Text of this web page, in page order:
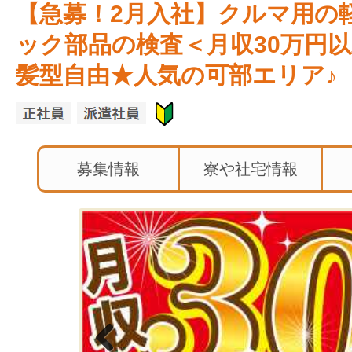
【急募！2月入社】クルマ用
ック部品の検査＜月収30万円
髪型自由★人気の可部エリア♪
募集情報 寮や社宅情報